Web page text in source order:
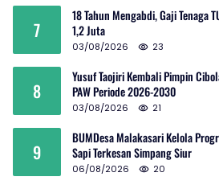
7
18 Tahun Mengabdi, Gaji Tenaga
1,2 Juta
03/08/2026 23
8
Yusuf Taojiri Kembali Pimpin
PAW Periode 2026-2030
03/08/2026 21
9
BUMDesa Malakasari Kelola
Sapi Terkesan Simpang Siur
06/08/2026 20